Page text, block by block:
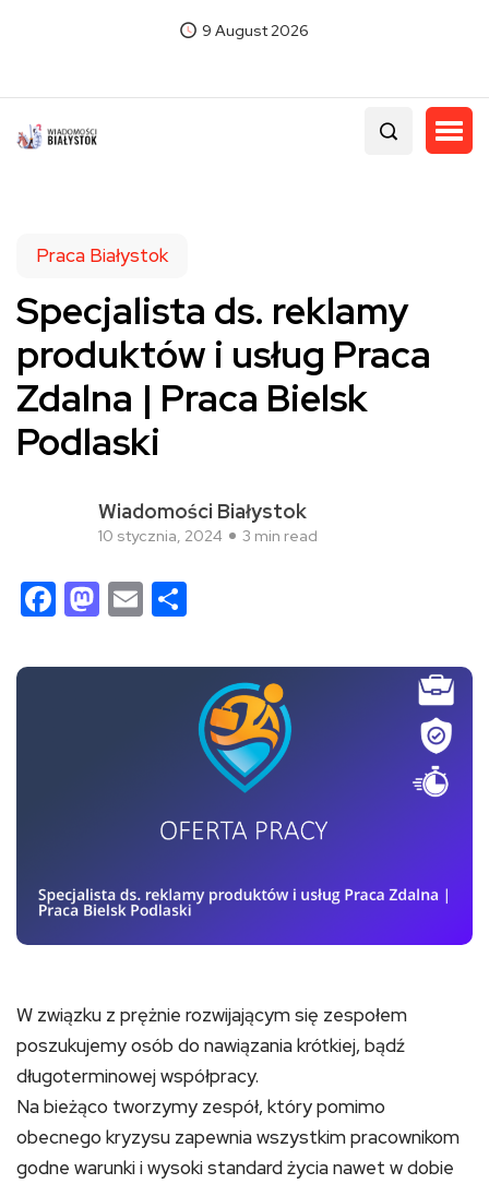
9 August 2026
Praca Białystok
Specjalista ds. reklamy
produktów i usług Praca
Zdalna | Praca Bielsk
Podlaski
Wiadomości Białystok
10 stycznia, 2024 3 min read
Facebook
Mastodon
Email
W związku z prężnie rozwijającym się zespołem
poszukujemy osób do nawiązania krótkiej, bądź
długoterminowej współpracy.
Na bieżąco tworzymy zespół, który pomimo
obecnego kryzysu zapewnia wszystkim pracownikom
godne warunki i wysoki standard życia nawet w dobie